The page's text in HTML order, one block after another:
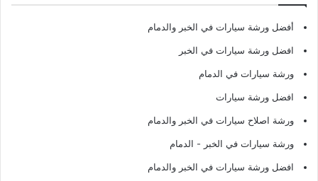
أفضل ورشة سيارات في الخبر والدمام
افضل ورشة سيارات في الخبر
ورشة سيارات في الدمام
افضل ورشة سيارات
ورشة اصلاح سيارات في الخبر والدمام
ورشة سيارات في الخبر - الدمام
افضل ورشة سيارات في الخبر والدمام